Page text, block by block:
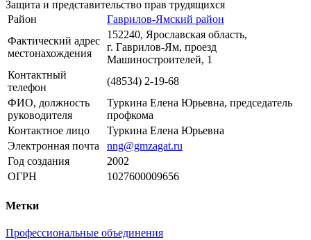
Защита и представительство прав трудящихся
Район
Гаврилов-Ямский район
Фактический адрес
местонахождения
152240, Ярославская область,
г. Гаврилов-Ям, проезд
Машиностроителей, 1
Контактный
телефон
(48534) 2-19-68
ФИО, должность
руководителя
Туркина Елена Юрьевна, председатель
профкома
Контактное лицо
Туркина Елена Юрьевна
Электронная почта
nng@gmzagat.ru
Год создания
2002
ОГРН
1027600009656
Метки
Профессиональные объединения